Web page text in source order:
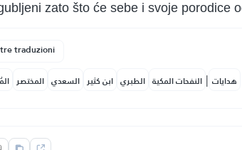
zato što će sebe i svoje porodice
traduzioni
المختصر السعدي ابن كثير الطبري النفحات المكية | هدايات